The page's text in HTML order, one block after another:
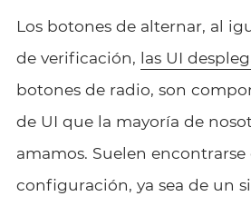
Los botones de alternar, al
de verificación, las UI
botones de radio, son
de UI que la mayoría de
amamos. Suelen
configuración, ya sea de un